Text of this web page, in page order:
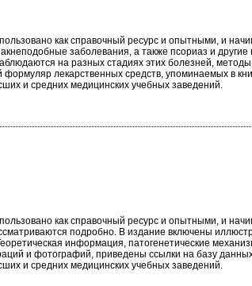
как справочный ресурс и опытными, и
заболевания, а также псориаз и
на разных стадиях этих болезней,
лекарственных средств, упоминаемых в
и средних медицинских учебных заведений.
как справочный ресурс и опытными, и
подробно. В издание включены
информация, патогенетические
и фотографий, приведены ссылки на базу данных
и средних медицинских учебных заведений.